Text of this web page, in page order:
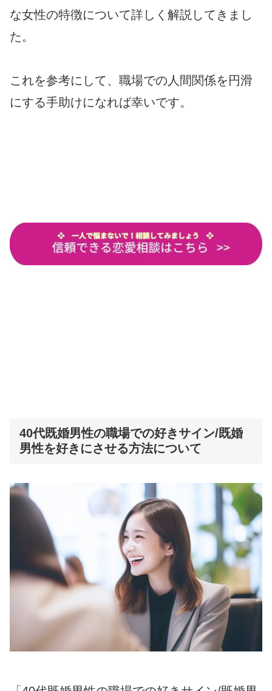
な女性の特徴について詳しく解説してきまし
た。
これを参考にして、職場での人間関係を円滑
にする手助けになれば幸いです。
40代既婚男性の職場での好きサイン/既婚
男性を好きにさせる方法について